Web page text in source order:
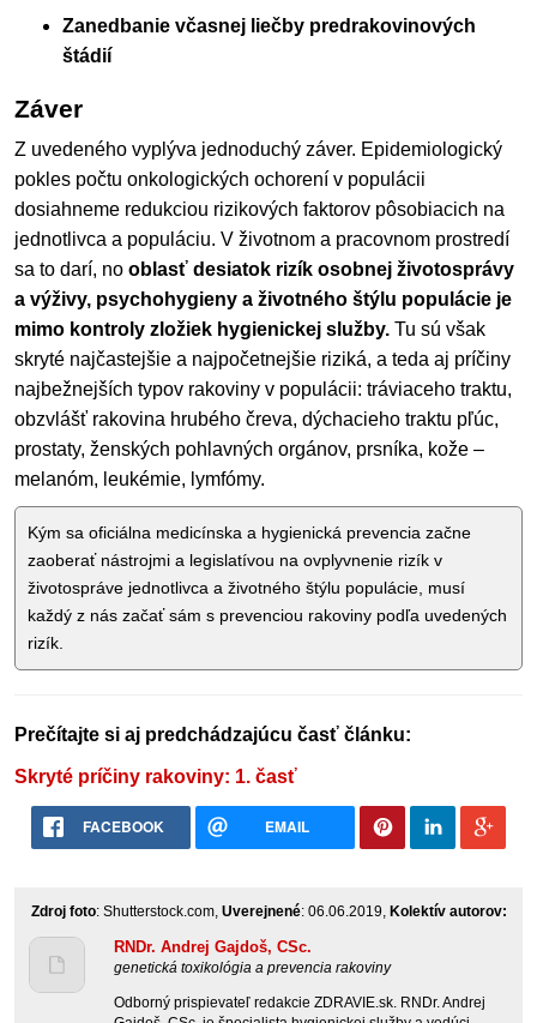
Zanedbanie včasnej liečby predrakovinových
štádií
Záver
Z uvedeného vyplýva jednoduchý záver. Epidemiologický
pokles počtu onkologických ochorení v populácii
dosiahneme redukciou rizikových faktorov pôsobiacich na
jednotlivca a populáciu. V životnom a pracovnom prostredí
sa to darí, no oblasť desiatok rizík osobnej životosprávy
a výživy, psychohygieny a životného štýlu populácie je
mimo kontroly zložiek hygienickej služby. Tu sú však
skryté najčastejšie a najpočetnejšie riziká, a teda aj príčiny
najbežnejších typov rakoviny v populácii: tráviaceho traktu,
obzvlášť rakovina hrubého čreva, dýchacieho traktu pľúc,
prostaty, ženských pohlavných orgánov, prsníka, kože –
melanóm, leukémie, lymfómy.
Kým sa oficiálna medicínska a hygienická prevencia začne
zaoberať nástrojmi a legislatívou na ovplyvnenie rizík v
životospráve jednotlivca a životného štýlu populácie, musí
každý z nás začať sám s prevenciou rakoviny podľa uvedených
rizík.
Prečítajte si aj predchádzajúcu časť článku:
Skryté príčiny rakoviny: 1. časť
FACEBOOK EMAIL
Zdroj foto: Shutterstock.com, Uverejnené: 06.06.2019, Kolektív autorov:
RNDr. Andrej Gajdoš, CSc.
genetická toxikológia a prevencia rakoviny
Odborný prispievateľ redakcie ZDRAVIE.sk. RNDr. Andrej